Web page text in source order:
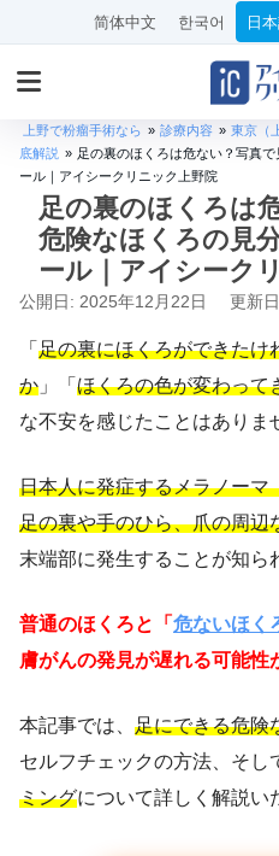
简体中文 한국어 日
上野で粉瘤手術なら » 診療内容 » 東京（
底解説 » 足の裏のほくろは危ない？写真
ール｜アイシークリニック上野院
足の裏のほくろは
危険なほくろの見
ール｜アイシーク
公開日: 2025年12月22日 更新
「 足の裏にほくろができたけ
か 」「 ほくろの色が変わって
な不安を感じたことはありま
日本人に発症するメラノーマ
足の裏や手のひら、爪の周辺
末端部に発生することが知ら
普通のほくろと「 危ないほく
膚がんの発見が遅れる可能性
本記事では、 足にできる危険
セルフチェックの方法、そし
ミングについて詳しく解説い